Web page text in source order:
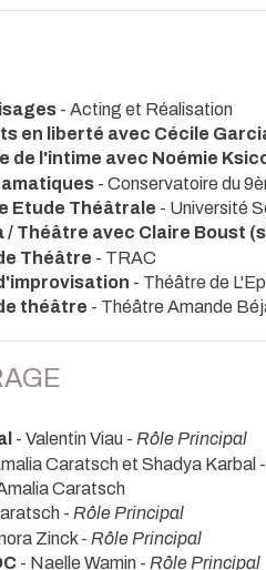
- Acting et Réalisation
en liberté avec Cécile
de l'intime avec Noémie
- Conservatoire du
Etude Théâtrale - Université
/ Théâtre avec Claire Boust
Théâtre - TRAC
- Théâtre de
théâtre - Théâtre Amande
- Valentin Viau - Rôle Principal
Caratsch et Shadya Karbal -
Caratsch
- Rôle Principal
Zinck - Rôle Principal
- Naelle Wamin - Rôle Principal